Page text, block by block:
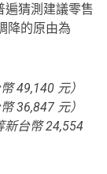
遍猜測建議零售
降的原由為
49,140 元）
36,847 元）
新台幣 24,554